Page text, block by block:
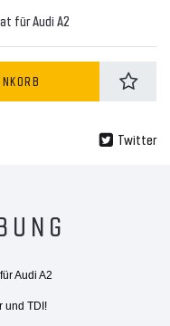
für Audi A2
Twitter
Audi A2
und TDI!